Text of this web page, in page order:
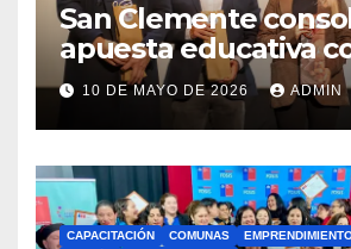
San Clemente
apuesta educativa
lanzamiento del
Preuniversitario
10 DE MAYO DE 2026 ADMIN
CAPACITACIÓN COMUNAS